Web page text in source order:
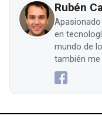
Rubén
en
mundo de
también